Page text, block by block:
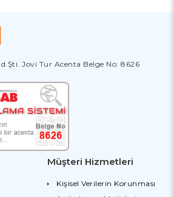
Jovi Tur Acenta Belge No: 8626
Müşteri Hizmetleri
Kişisel Verilerin Korunması